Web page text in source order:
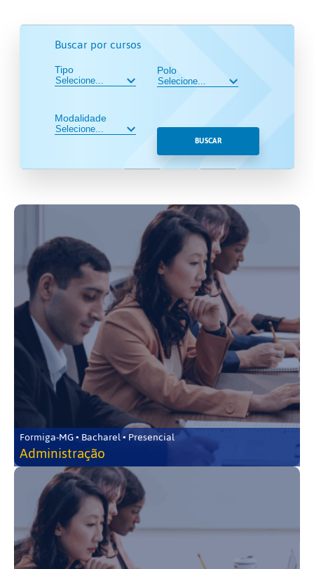
Buscar por cursos
Tipo
Modalidade
Polo
BUSCAR
Formiga-MG • Bacharel • Presencial
Administração